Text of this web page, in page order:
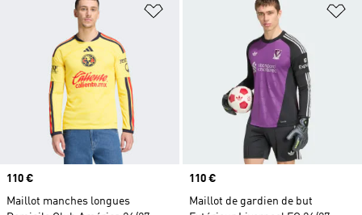
Ajouter à la Liste de produits
Prix
110 €
Maillot manches longues
Prix
110 €
Maillot de gardien de but